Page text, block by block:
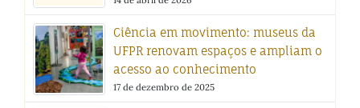
Ciência em movimento: museus da
UFPR renovam espaços e ampliam o
acesso ao conhecimento
17 de dezembro de 2025